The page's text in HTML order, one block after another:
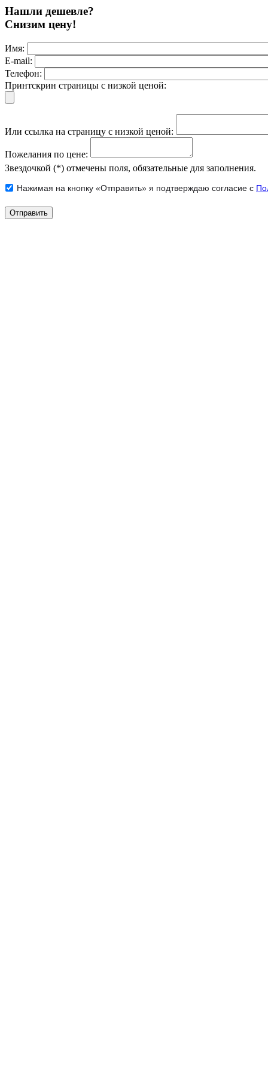
Нашли дешевле?
Снизим цену!
Имя:
E-mail:
Телефон:
Принтскрин страницы с низкой ценой:
Или ссылка на страницу с низкой ценой:
Пожелания по цене:
Звездочкой (*) отмечены поля, обязательные для заполнения.
Нажимая на кнопку «Отправить» я подтверждаю согласие с